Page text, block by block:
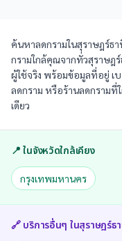
ค้นหาลดกรามในสุราษฎร์ธ
กรามใกล้คุณจากทั่วสุราษฎ
ผู้ใช้จริง พร้อมข้อมูลที่อยู่ เ
ลดกราม หรือร้านลดกรามที่
เดียว
📍 ในจังหวัดใกล้เคียง
กรุงเทพมหานคร
🔗 บริการอื่นๆ ในสุราษฎร์ธ